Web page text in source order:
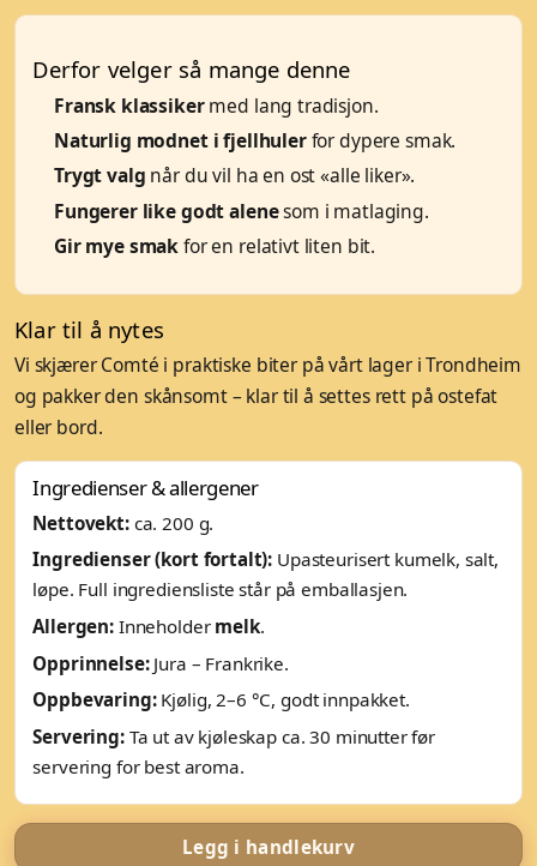
Derfor velger så mange denne
Fransk klassikermed lang tradisjon.
Naturlig modnet i fjellhulerfor dypere smak.
Trygt valg når du vil ha en ost «alle liker».
Fungerer like godt alenesom i matlaging.
Gir mye smakfor en relativt liten bit.
Klar til å nytes
Vi skjærer Comté i praktiske biter på vårt lager i Trondheim
og pakker den skånsomt – klar til å settes rett på ostefat
eller bord.
Ingredienser & allergener
Nettovekt:ca. 200 g.
Ingredienser (kort fortalt): Upasteurisert kumelk, salt,
løpe. Full ingrediensliste står på emballasjen.
Allergen: Inneholder melk.
Opprinnelse:Jura – Frankrike.
Oppbevaring:Kjølig, 2–6 °C, godt innpakket.
Servering:Ta ut av kjøleskap ca. 30 minutter før
servering for best aroma.
Legg i handlekurv